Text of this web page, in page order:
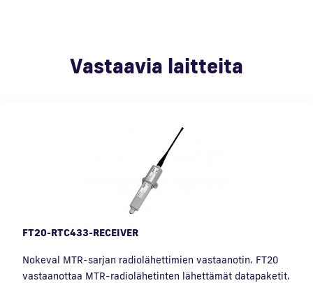
Vastaavia laitteita
FT20-RTC433-RECEIVER
Nokeval MTR-sarjan radiolähettimien vastaanotin. FT20
vastaanottaa MTR-radiolähetinten lähettämät datapaketit.